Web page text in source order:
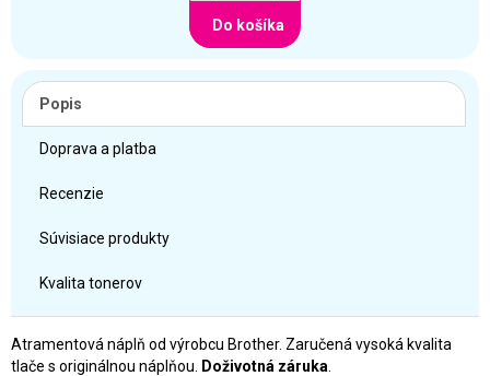
Do košíka
Popis
Doprava a platba
Recenzie
Súvisiace produkty
Kvalita tonerov
Atramentová náplň od výrobcu Brother. Zaručená vysoká kvalita
tlače s originálnou náplňou.
Doživotná záruka